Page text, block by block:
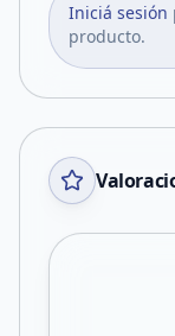
Iniciá sesión
producto.